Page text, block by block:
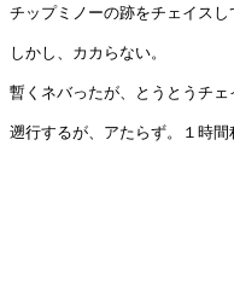
チップミノーの跡をチェイスし
しかし、カカらない。
暫くネバったが、とうとうチェ
遡行するが、アたらず。１時間